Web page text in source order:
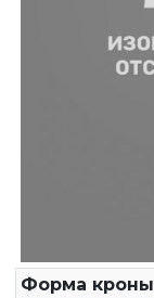
Форма кроны